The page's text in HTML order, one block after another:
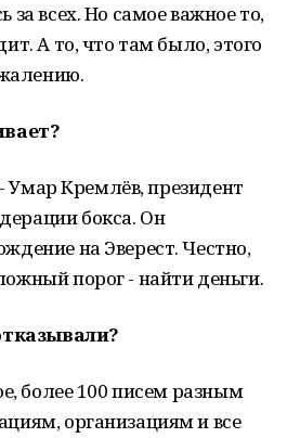
всех. Но самое важное то,
А то, что там было, этого
Умар Кремлёв, президент
бокса. Он
на Эверест. Честно,
порог - найти деньги.
более 100 писем разным
организациям и все